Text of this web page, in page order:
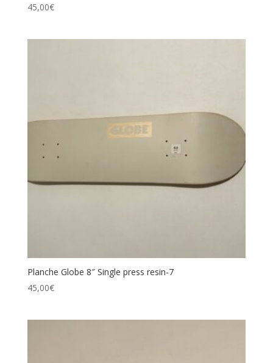
45,00€
Planche Globe 8″ Single press resin-7
45,00€